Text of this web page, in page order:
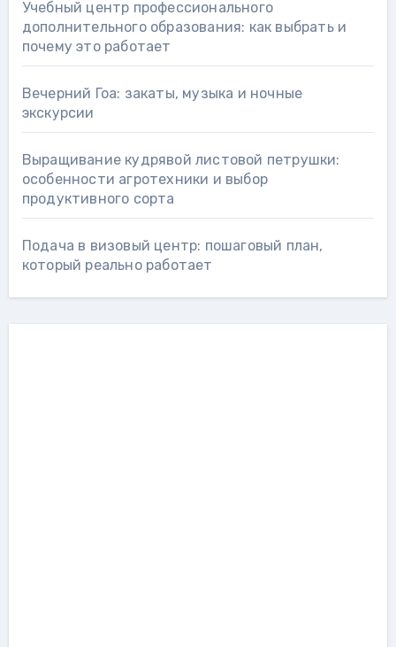
Учебный центр профессионального
дополнительного образования: как выбрать и
почему это работает
Вечерний Гоа: закаты, музыка и ночные
экскурсии
Выращивание кудрявой листовой петрушки:
особенности агротехники и выбор
продуктивного сорта
Подача в визовый центр: пошаговый план,
который реально работает